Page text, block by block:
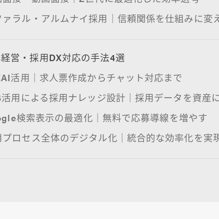
ァラル・アルムナイ採用｜信頼関係を仕組みに変
営・採用DX対応の手法4選
活用｜求人票作成からチャット対応まで
用による採用ナレッジ設計｜採用データを資産
検索表示の最適化｜無料で応募導線を増やす
ロセス全体のデジタル化｜統合的な効率化を実